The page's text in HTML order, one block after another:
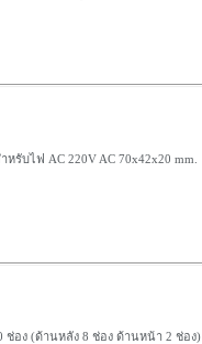
รับไฟ AC 220V AC 70x42x20 mm.
อง (ด้านหลัง 8 ช่อง ด้านหน้า 2 ช่อง)